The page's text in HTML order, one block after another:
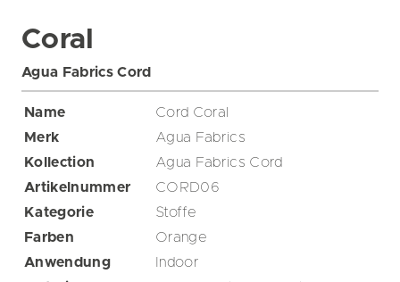
Coral
Agua Fabrics Cord
Name
Cord Coral
Merk
Agua Fabrics
Kollection
Agua Fabrics Cord
Artikelnummer
CORD06
Kategorie
Stoffe
Farben
Orange
Anwendung
Indoor